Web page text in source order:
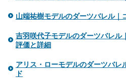
山端祐樹モデルのダーツバレル｜
吉羽咲代子モデルのダーツバレル
評価と詳細
アリス・ローモデルのダーツバレ
ド